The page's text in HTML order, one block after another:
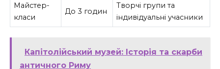
Майстер-
класи
До 3 годин
Творчі групи та
індивідуальні учасники
Капітолійський музей: Історія та скарби
античного Риму